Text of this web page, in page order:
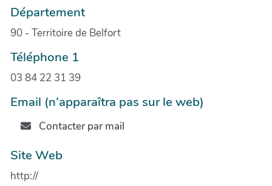
Département
90 - Territoire de Belfort
Téléphone 1
03 84 22 31 39
Email (n’apparaîtra pas sur le web)
Contacter par mail
Site Web
http://